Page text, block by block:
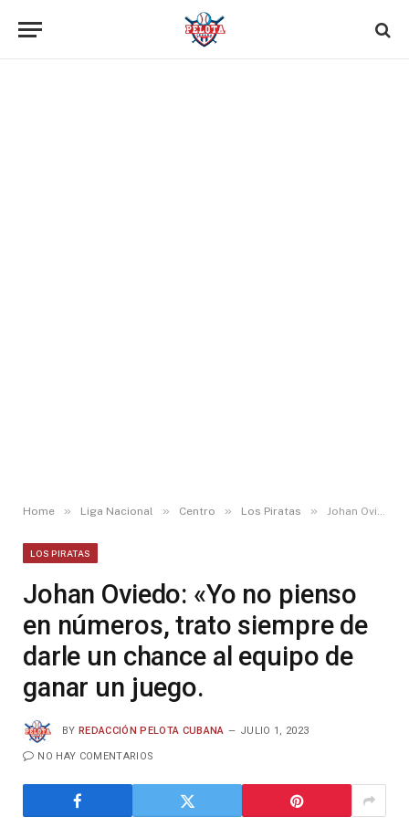
Home » Liga Nacional » Centro » Los Piratas » Johan Oviedo: «Yo no pienso en números, trato siempre de darle un chance al equipo de ganar un juego.
LOS PIRATAS
Johan Oviedo: «Yo no pienso
en números, trato siempre de
darle un chance al equipo de
ganar un juego.
BY REDACCIÓN PELOTA CUBANA JULIO 1, 2023
NO HAY COMENTARIOS